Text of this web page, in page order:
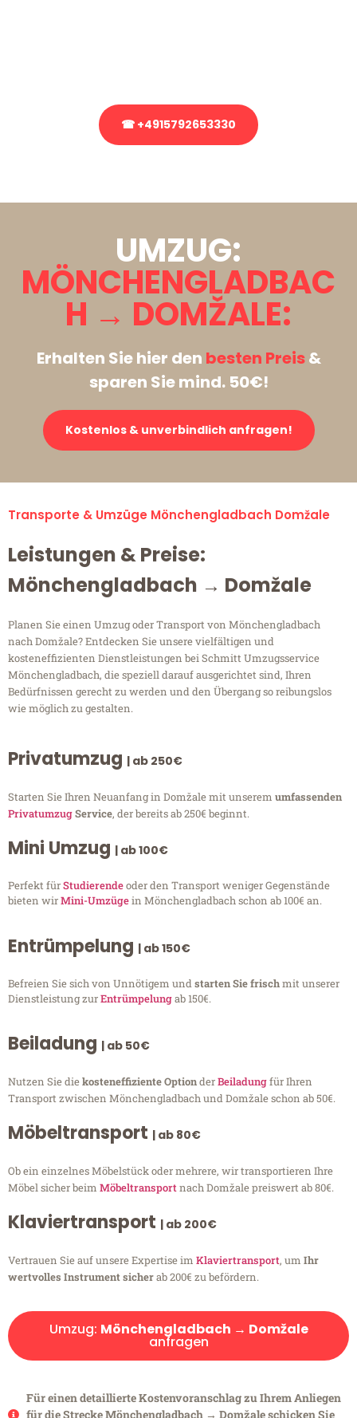
☎ +4915792653330
UMZUG:
MÖNCHENGLADBAC
H → DOMŽALE:
Erhalten Sie hier den besten Preis&
sparen Sie mind. 50€!
Kostenlos & unverbindlich anfragen!
Transporte & Umzüge Mönchengladbach Domžale
Leistungen & Preise:
Mönchengladbach → Domžale
Planen Sie einen Umzug oder Transport von Mönchengladbach
nach Domžale? Entdecken Sie unsere vielfältigen und
kosteneffizienten Dienstleistungen bei Schmitt Umzugsservice
Mönchengladbach, die speziell darauf ausgerichtet sind, Ihren
Bedürfnissen gerecht zu werden und den Übergang so reibungslos
wie möglich zu gestalten.
Privatumzug | ab 250€
Starten Sie Ihren Neuanfang in Domžale mit unserem umfassenden
PrivatumzugService, der bereits ab 250€ beginnt.
Mini Umzug | ab 100€
Perfekt fürStudierendeoder den Transport weniger Gegenstände
bieten wirMini-Umzügein Mönchengladbach schon ab 100€ an.
Entrümpelung | ab 150€
Befreien Sie sich von Unnötigem undstarten Sie frischmit unserer
Dienstleistung zurEntrümpelungab 150€.
Beiladung | ab 50€
Nutzen Sie diekosteneffiziente OptionderBeiladungfür Ihren
Transport zwischen Mönchengladbach und Domžale schon ab 50€.
Möbeltransport | ab 80€
Ob ein einzelnes Möbelstück oder mehrere, wir transportieren Ihre
Möbel sicher beim Möbeltransportnach Domžale preiswert ab 80€.
Klaviertransport | ab 200€
Vertrauen Sie auf unsere Expertise im Klaviertransport, um Ihr
wertvolles Instrument sicherab 200€ zu befördern.
Umzug: Mönchengladbach → Domžale
anfragen
Für einen detaillierte Kostenvoranschlag zu Ihrem Anliegen
für die Strecke Mönchengladbach → Domžale schicken Sie